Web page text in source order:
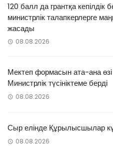
120 балл да грантқа кепілдік
министрлік талапкерлерге
жасады
08.08.2026
Мектеп формасын ата-ана
Министрлік түсініктеме берді
08.08.2026
Сыр елінде Құрылысшылар
08.08.2026